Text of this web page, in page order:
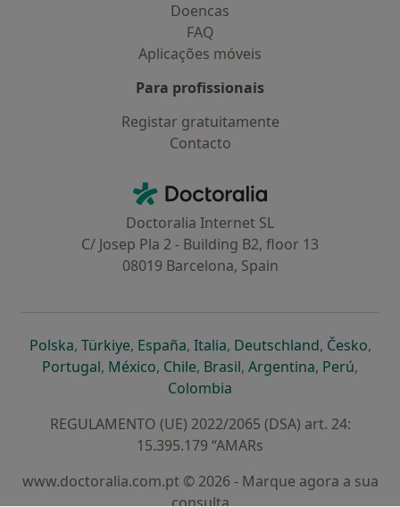
Doencas
FAQ
Aplicações móveis
Para profissionais
Registar gratuitamente
Contacto
Doctoralia - Homepage
Doctoralia Internet SL
C/ Josep Pla 2 - Building B2, floor 13
08019 Barcelona, Spain
Polskaabre num novo separador
, Türkiyeabre num novo separador
, Españaabre num novo separador
, Italiaabre num novo
, Deutschlandabre num
, Česko,
Portugalabre num novo separador
, Méxicoabre num novo separador
, Chileabre num novo separador
, Brasilabre num novo
, Argentinaabre num
, Perúabre
,
Colombia
REGULAMENTO (UE) 2022/2065 (DSA) art. 24:
15.395.179 “AMARs
www.doctoralia.com.pt © 2026 - Marque agora a sua
consulta